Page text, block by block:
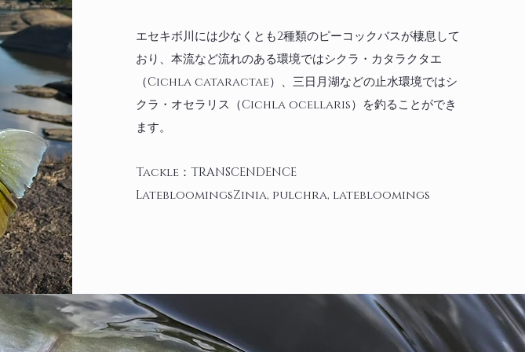
エセキボ川には少なくとも2種類のピーコックバスが棲息して
おり、本流など流れのある環境ではシクラ・カタラクタエ
（Cichla cataractae）、三日月湖などの止水環境ではシ
クラ・オセラリス（Cichla ocellaris）を釣ることができ
ます。
​Tackle：TRANSCENDENCE
LatebloomingsZinia, pulchra, latebloomings